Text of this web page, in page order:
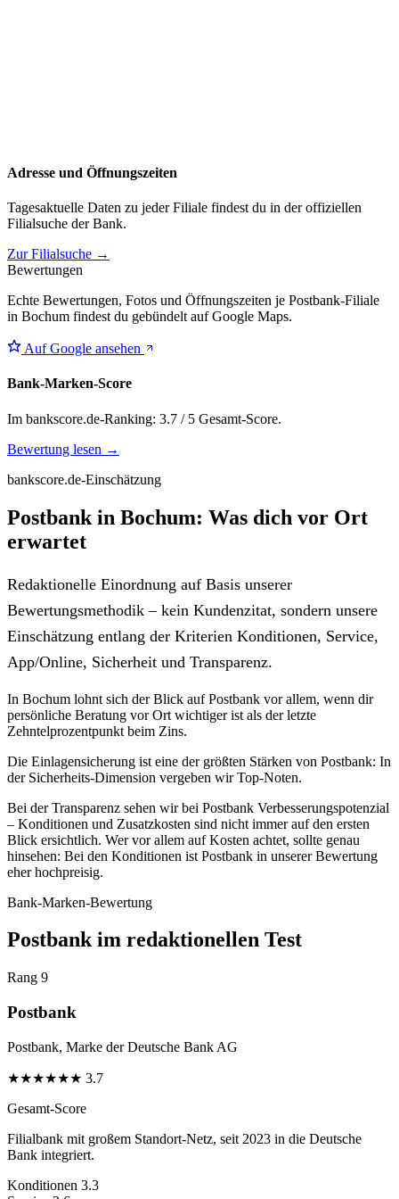
Adresse und Öffnungszeiten
Tagesaktuelle Daten zu jeder Filiale findest du in der offiziellen
Filialsuche der Bank.
Zur Filialsuche →
Bewertungen
Echte Bewertungen, Fotos und Öffnungszeiten je Postbank-Filiale
in Bochum findest du gebündelt auf Google Maps.
Auf Google ansehen
Bank-Marken-Score
Im bankscore.de-Ranking: 3.7 / 5 Gesamt-Score.
Bewertung lesen →
bankscore.de-Einschätzung
Postbank in Bochum: Was dich vor Ort
erwartet
Redaktionelle Einordnung auf Basis unserer
Bewertungsmethodik – kein Kundenzitat, sondern unsere
Einschätzung entlang der Kriterien Konditionen, Service,
App/Online, Sicherheit und Transparenz.
In Bochum lohnt sich der Blick auf Postbank vor allem, wenn dir
persönliche Beratung vor Ort wichtiger ist als der letzte
Zehntelprozentpunkt beim Zins.
Die Einlagensicherung ist eine der größten Stärken von Postbank: In
der Sicherheits-Dimension vergeben wir Top-Noten.
Bei der Transparenz sehen wir bei Postbank Verbesserungspotenzial
– Konditionen und Zusatzkosten sind nicht immer auf den ersten
Blick ersichtlich. Wer vor allem auf Kosten achtet, sollte genau
hinsehen: Bei den Konditionen ist Postbank in unserer Bewertung
eher hochpreisig.
Bank-Marken-Bewertung
Postbank im redaktionellen Test
Rang 9
Postbank
Postbank, Marke der Deutsche Bank AG
★★★★★★ 3.7
Gesamt-Score
Filialbank mit großem Standort-Netz, seit 2023 in die Deutsche
Bank integriert.
Konditionen 3.3